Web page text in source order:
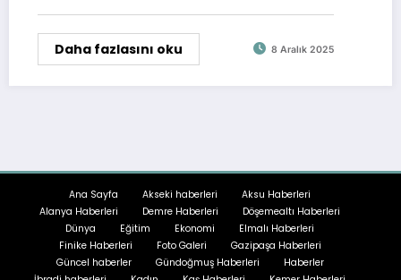
Daha fazlasını oku 8 Aralık 2025
Ana Sayfa Akseki haberleri
Aksu Haberleri
Alanya Haberleri
Demre Haberleri
Döşemealtı Haberleri
Dünya
Eğitim Ekonomi
Elmalı Haberleri
Finike Haberleri
Foto Galeri
Gazipaşa Haberleri
Güncel haberler
Gündoğmuş Haberleri
Haberler